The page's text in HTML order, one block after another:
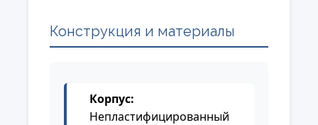
Конструкция и материалы
Корпус:
Непластифицированный